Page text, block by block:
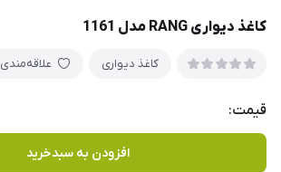
کاغذ دیواری RANG مدل 1161
کاغذ دیواری علاقه‌مندی
قیمت:
افزودن به سبدخرید